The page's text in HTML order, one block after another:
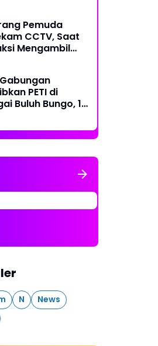
Dibakar
Pemuda
CCTV, Saat
Mengambil
PETI di
Buluh Bungo, 15
N
News